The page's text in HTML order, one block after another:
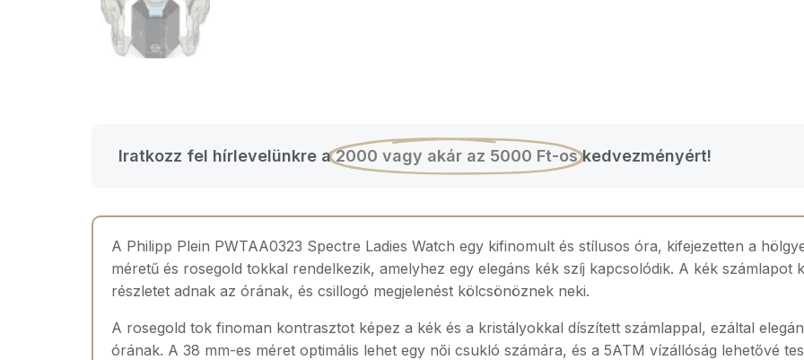
Iratkozz fel hírlevelünkre a2000 vagy akár az 5000 Ft-os kedvezményért!
A Philipp Plein PWTAA0323 Spectre Ladies Watch egy kifinomult és stílusos óra, kifejezetten a
méretű és rosegold tokkal rendelkezik, amelyhez egy elegáns kék szíj kapcsolódik. A kék
részletet adnak az órának, és csillogó megjelenést kölcsönöznek neki.
A rosegold tok finoman kontrasztot képez a kék és a kristályokkal díszített számlappal, ezáltal
órának. A 38 mm-es méret optimális lehet egy női csukló számára, és a 5ATM vízállóság lehetővé